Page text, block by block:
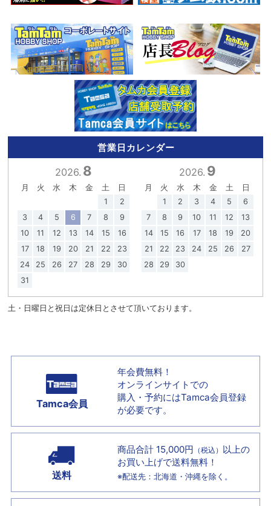
営業日カレンダー
2026. 8
月 火 水 木 金 土
日
1
2
3
4 5 6 7 8
9
10
11 12 13 14 15
16
17
18 19 20 21 22
23
24
25 26 27 28 29
30
31
2026. 9
月 火 水 木 金 土
日
1
2 3 4 5
6
7
8 9 10 11 12
13
14
15 16 17 18 19
20
21
22 23 24 25 26
27
28
29 30
土・日曜日と祝日は定休日とさせて頂いております。
Tamca会員
年会費無料！
オンラインサイトでの
購入・予約にはTamca会員登録
が必要です。
送料
商品合計 15,000円 （税込） 以上の
お買い上げで送料無料！
※配送先：北海道・沖縄を除く。